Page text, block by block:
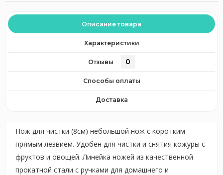
Описание товара
Характеристики
Отзывы 0
Способы оплаты
Доставка
Нож для чистки (8см) небольшой нож с коротким
прямым лезвием. Удобен для чистки и снятия кожуры с
фруктов и овощей. Линейка ножей из качественной
прокатной стали с ручками для домашнего и